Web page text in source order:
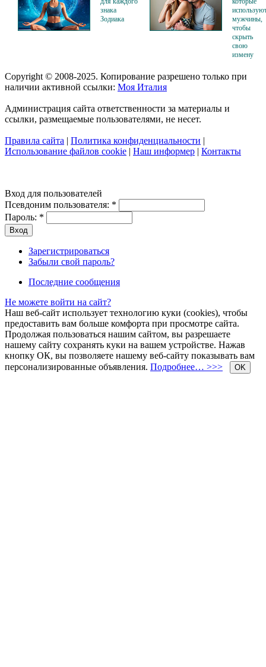
знака
Зодиака
мужчины,
чтобы
скрыть
свою
измену
Copyright © 2008-2025. Копирование разрешено только при
наличии активной ссылки: Моя Италия
Администрация сайта ответственности за материалы и
ссылки, размещаемые пользователями, не несет.
Правила сайта | Политика конфиденциальности |
Использование файлов cookie | Наш информер | Контакты
Вход для пользователей
Псевдоним пользователя: *
Пароль: *
Зарегистрироваться
Забыли свой пароль?
Последние сообщения
Не можете войти на сайт?
Наш веб-сайт использует технологию куки (cookies), чтобы
предоставить вам больше комфорта при просмотре сайта.
Продолжая пользоваться нашим сайтом, вы разрешаете
нашему сайту сохранять куки на вашем устройстве. Нажав
кнопку ОК, вы позволяете нашему веб-сайту показывать вам
персонализированные объявления. Подробнее… >>> OK